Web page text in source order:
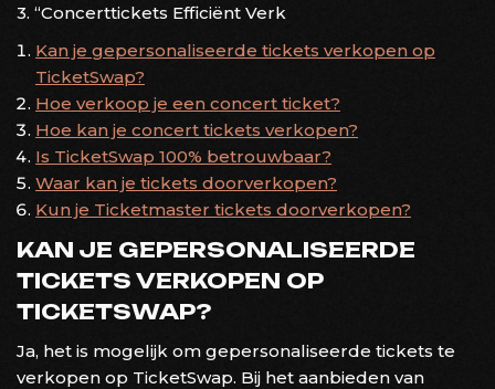
3. “Concerttickets Efficiënt Verk
Kan je gepersonaliseerde tickets verkopen op
TicketSwap?
Hoe verkoop je een concert ticket?
Hoe kan je concert tickets verkopen?
Is TicketSwap 100% betrouwbaar?
Waar kan je tickets doorverkopen?
Kun je Ticketmaster tickets doorverkopen?
KAN JE GEPERSONALISEERDE
TICKETS VERKOPEN OP
TICKETSWAP?
Ja, het is mogelijk om gepersonaliseerde tickets te
verkopen op TicketSwap. Bij het aanbieden van